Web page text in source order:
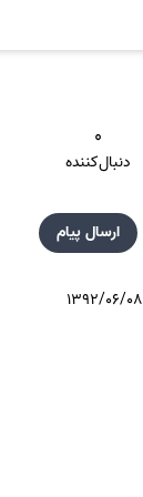
۰
دنبال‌کننده
ارسال پیام
۱۳۹۲/۰۶/۰۸